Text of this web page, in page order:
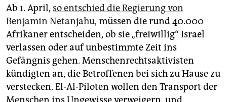
Ab 1. April, so entschied die Regierung von
Benjamin Netanjahu, müssen die rund 40.000
Afrikaner entscheiden, ob sie „freiwillig“ Israel
verlassen oder auf unbestimmte Zeit ins
Gefängnis gehen. Menschenrechtsaktivisten
kündigten an, die Betroffenen bei sich zu Hause zu
verstecken. El-Al-Piloten wollen den Transport der